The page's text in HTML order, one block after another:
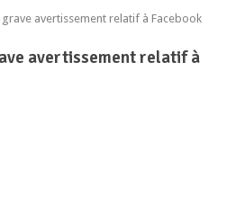
avertissement relatif à Facebook
avertissement relatif à